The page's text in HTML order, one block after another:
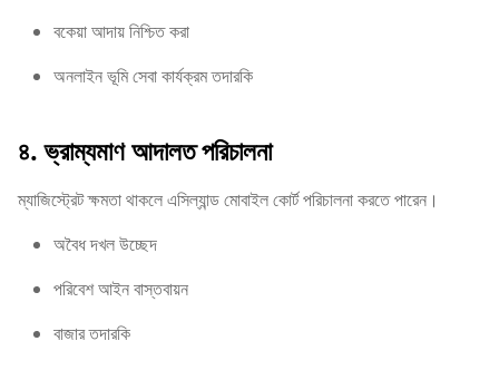
বকেয়া আদায় নিশ্চিত করা
অনলাইন ভূমি সেবা কার্যক্রম তদারকি
৪. ভ্রাম্যমাণ আদালত পরিচালনা
ম্যাজিস্ট্রেট ক্ষমতা থাকলে এসিল্যান্ড মোবাইল কোর্ট পরিচালনা করতে পারেন।
অবৈধ দখল উচ্ছেদ
পরিবেশ আইন বাস্তবায়ন
বাজার তদারকি